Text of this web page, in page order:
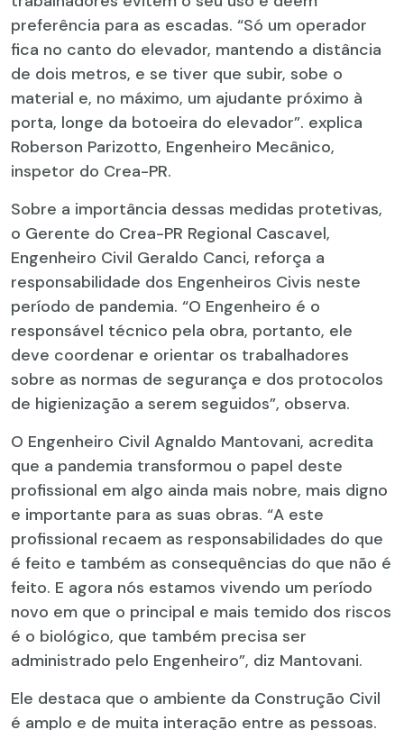
preferência para as escadas. “Só um operador
fica no canto do elevador, mantendo a distância
de dois metros, e se tiver que subir, sobe o
material e, no máximo, um ajudante próximo à
porta, longe da botoeira do elevador”. explica
Roberson Parizotto, Engenheiro Mecânico,
inspetor do Crea-PR.
Sobre a importância dessas medidas protetivas,
o Gerente do Crea-PR Regional Cascavel,
Engenheiro Civil Geraldo Canci, reforça a
responsabilidade dos Engenheiros Civis neste
período de pandemia. “O Engenheiro é o
responsável técnico pela obra, portanto, ele
deve coordenar e orientar os trabalhadores
sobre as normas de segurança e dos protocolos
de higienização a serem seguidos”, observa.
O Engenheiro Civil Agnaldo Mantovani, acredita
que a pandemia transformou o papel deste
profissional em algo ainda mais nobre, mais digno
e importante para as suas obras. “A este
profissional recaem as responsabilidades do que
é feito e também as consequências do que não é
feito. E agora nós estamos vivendo um período
novo em que o principal e mais temido dos riscos
é o biológico, que também precisa ser
administrado pelo Engenheiro”, diz Mantovani.
Ele destaca que o ambiente da Construção Civil
é amplo e de muita interação entre as pessoas.